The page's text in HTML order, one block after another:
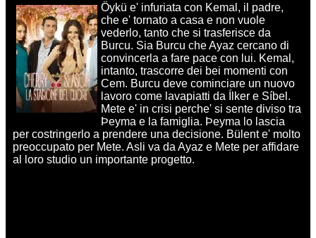
Öykü e' infuriata con Kemal, il padre,
che e' tornato a casa e non vuole
vederlo, tanto che si trasferisce da
Burcu. Sia Burcu che Ayaz cercano di
convincerla a fare pace con lui. Kemal,
intanto, trascorre dei bei momenti con
Cem. Burcu deve cominciare un nuovo
lavoro come lavapiatti da Ílker e Síbel.
Mete e' in crisi perche' si sente diviso tra
Þeyma e la famiglia. Þeyma lo lascia
per costringerlo a prendere una decisione. Bülent e' molto
preoccupato per Mete. Asli va da Ayaz e Mete per affidare
al loro studio un importante progetto.